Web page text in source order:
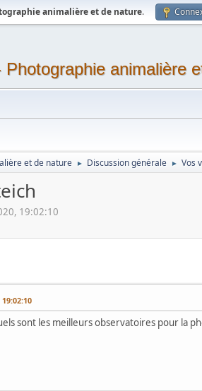
animalière et de nature.
animalière
et de nature ► Discussion générale ► Vos
19:02:10
sont les meilleurs observatoires pour la